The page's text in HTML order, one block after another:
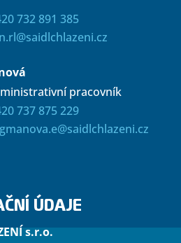
732 891 385
pracovník
737 875 229
ÚDAJE
s.r.o.